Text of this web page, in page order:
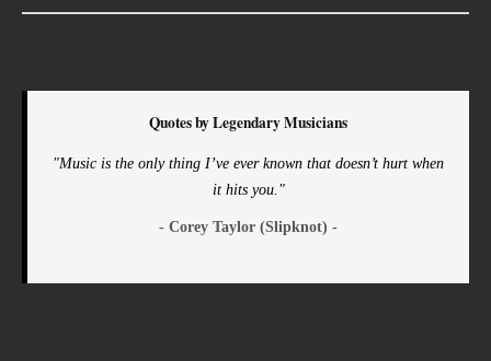
Quotes by Legendary Musicians
"Music is the only thing I’ve ever known that doesn’t hurt when
it hits you."
- Corey Taylor (Slipknot) -